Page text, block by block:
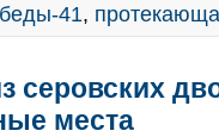
41,
серовских
места